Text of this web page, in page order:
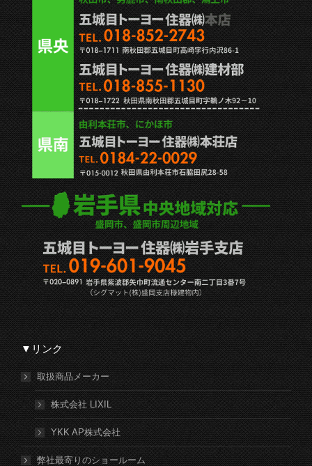
▼リンク
取扱商品メーカー
株式会社 LIXIL
YKK AP株式会社
弊社最寄りのショールーム